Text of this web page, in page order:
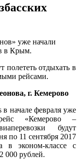
уже начали
в Крым.
полететь отдыхать в
рейсами.
г. Кемерово
начале февраля уже
«Кемерово –
будут
по 11 сентября 2017
в эконом-классе с
000 рублей.